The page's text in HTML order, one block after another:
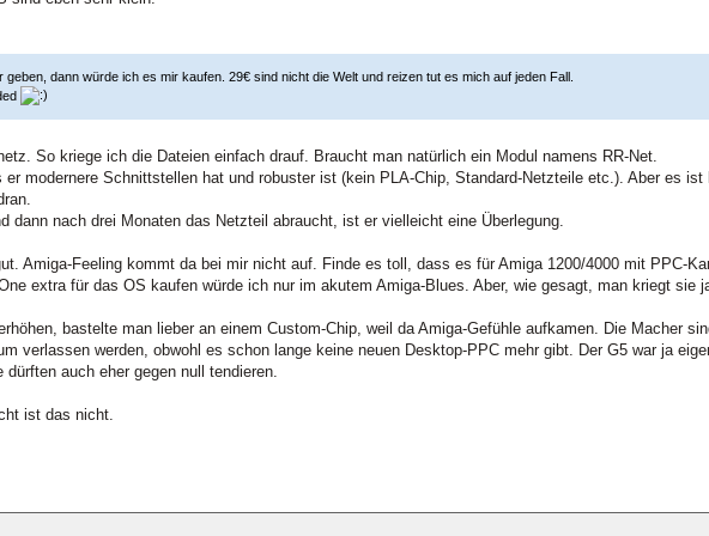
dann würde ich es mir kaufen. 29€ sind nicht die Welt und reizen tut es mich auf jeden Fall.
So kriege ich die Dateien einfach drauf. Braucht man natürlich ein Modul namens RR-Net.
modernere Schnittstellen hat und robuster ist (kein PLA-Chip, Standard-Netzteile etc.). Aber es ist
dann nach drei Monaten das Netzteil abraucht, ist er vielleicht eine Überlegung.
Amiga-Feeling kommt da bei mir nicht auf. Finde es toll, dass es für Amiga 1200/4000 mit PPC-
extra für das OS kaufen würde ich nur im akutem Amiga-Blues. Aber, wie gesagt, man kriegt sie
bastelte man lieber an einem Custom-Chip, weil da Amiga-Gefühle aufkamen. Die Macher
verlassen werden, obwohl es schon lange keine neuen Desktop-PPC mehr gibt. Der G5 war ja
auch eher gegen null tendieren.
ist das nicht.